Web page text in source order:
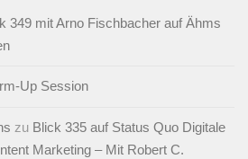
349 mit Arno Fischbacher auf Ähms
Up Session
zu Blick 335 auf Status Quo Digitale
Marketing – Mit Robert C.